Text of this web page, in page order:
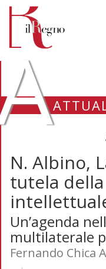
N. Albino,
tutela
Un’agenda
multilaterale
Fernando Chica